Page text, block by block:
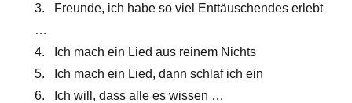
3. Freunde, ich habe so viel Enttäuschendes erlebt
…
4. Ich mach ein Lied aus reinem Nichts
5. Ich mach ein Lied, dann schlaf ich ein
6. Ich will, dass alle es wissen …